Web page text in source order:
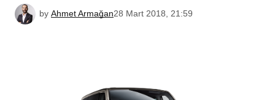
by Ahmet Armağan28 Mart 2018, 21:59